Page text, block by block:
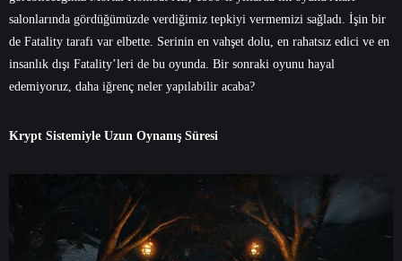
salonlarında gördüğümüzde verdiğimiz tepkiyi vermemizi sağladı. İşin bir
de Fatality tarafı var elbette. Serinin en vahşet dolu, en rahatsız edici ve en
insanlık dışı Fatality’leri de bu oyunda. Bir sonraki oyunu hayal
edemiyoruz, daha iğrenç neler yapılabilir acaba?
Krypt Sistemiyle Uzun Oynanış Süresi